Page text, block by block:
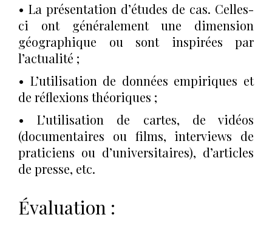
• La présentation d’études de cas. Celles-
ci ont généralement une dimension
géographique ou sont inspirées par
l’actualité ;
• L’utilisation de données empiriques et
de réflexions théoriques ;
• L’utilisation de cartes, de vidéos
(documentaires ou films, interviews de
praticiens ou d’universitaires), d’articles
de presse, etc.
Évaluation :